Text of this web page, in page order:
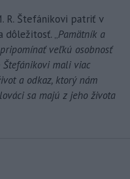
R. Štefánikovi patriť v
dôležitosť. „Pamätník a
veľkú osobnosť
mali viac
a odkaz, ktorý nám
sa majú z jeho života